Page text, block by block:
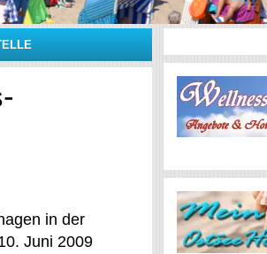
in der
Juni 2009